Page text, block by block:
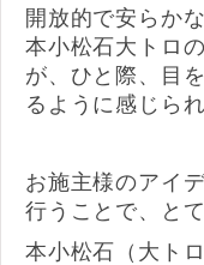
開放的で安らか
本小松石大トロ
が、ひと際、目
るように感じられ
お施主様のアイ
行うことで、と
本小松石（大ト